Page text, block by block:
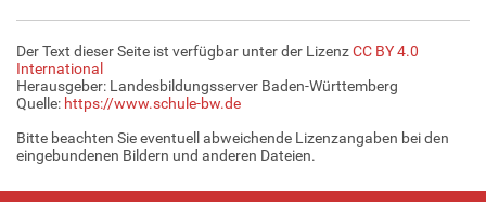
Der Text dieser Seite ist verfügbar unter der LizenzCC BY 4.0
International
Herausgeber: Landesbildungsserver Baden-Württemberg
Quelle: https://www.schule-bw.de
Bitte beachten Sie eventuell abweichende Lizenzangaben bei den
eingebundenen Bildern und anderen Dateien.